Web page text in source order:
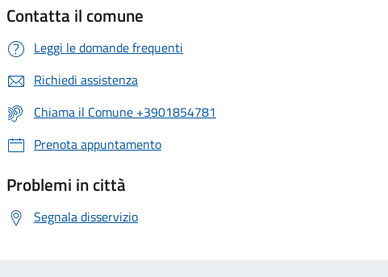
Contatta il comune
Leggi le domande frequenti
Richiedi assistenza
Chiama il Comune +3901854781
Prenota appuntamento
Problemi in città
Segnala disservizio